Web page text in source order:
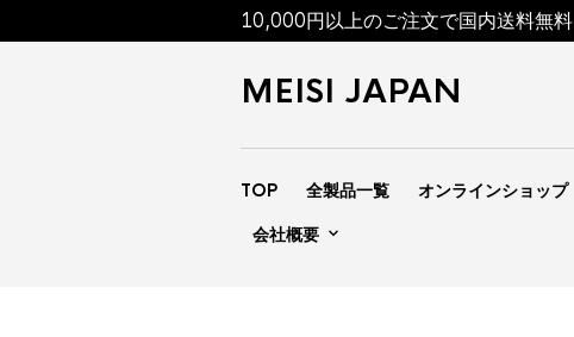
10,000円以上のご注文で国内送料無料
MEISI JAPAN
TOP 全製品一覧 オンラインショップ
会社概要